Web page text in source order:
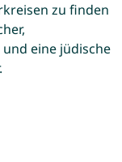
zu finden
eine jüdische